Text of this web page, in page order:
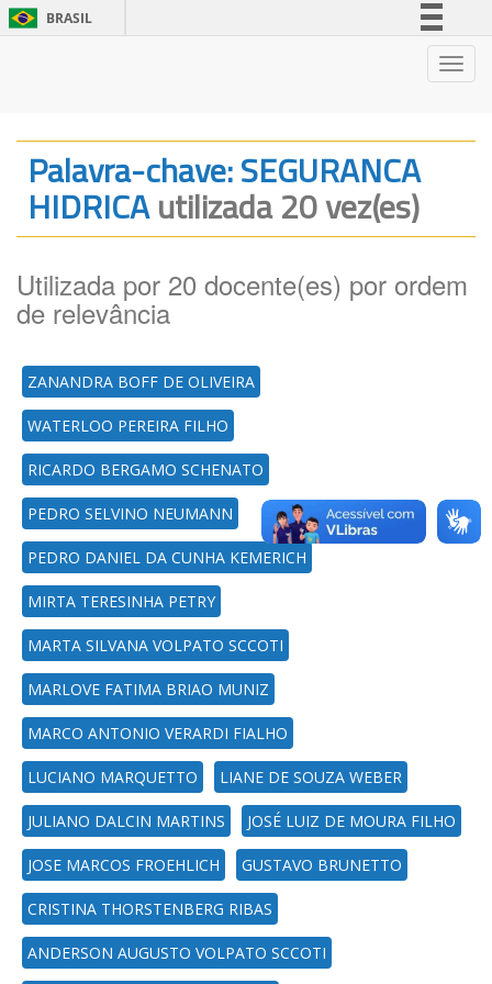
BRASIL
Legislação
Canais
Palavra-chave: SEGURANCA
HIDRICAutilizada 20 vez(es)
Utilizada por 20 docente(es) por ordem
de relevância
ZANANDRA BOFF DE OLIVEIRA
WATERLOO PEREIRA FILHO
RICARDO BERGAMO SCHENATO
PEDRO SELVINO NEUMANN
PEDRO DANIEL DA CUNHA KEMERICH
MIRTA TERESINHA PETRY
MARTA SILVANA VOLPATO SCCOTI
MARLOVE FATIMA BRIAO MUNIZ
MARCO ANTONIO VERARDI FIALHO
LUCIANO MARQUETTO LIANE DE SOUZA WEBER
JULIANO DALCIN MARTINS JOSÉ LUIZ DE MOURA FILHO
JOSE MARCOS FROEHLICH GUSTAVO BRUNETTO
CRISTINA THORSTENBERG RIBAS
ANDERSON AUGUSTO VOLPATO SCCOTI